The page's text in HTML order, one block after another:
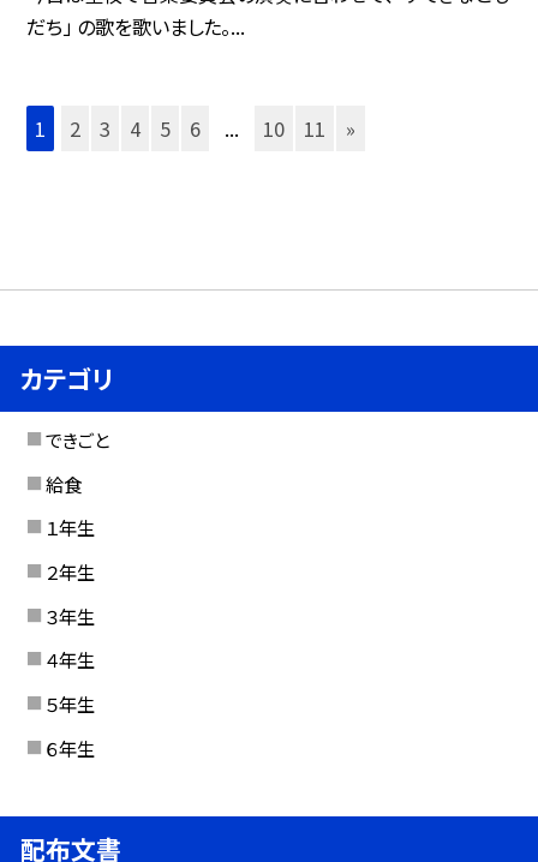
だち」 の歌を歌いました。...
1 2 3 4 5 6 ... 10 11 »
カテゴリ
できごと
給食
１年生
２年生
３年生
４年生
５年生
６年生
配布文書